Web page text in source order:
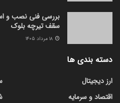
بررسی فنی نصب و
سقف تیرچه بلوک
دسته بندی ها
ارز دیجیتال
اقتصاد و سرمایه